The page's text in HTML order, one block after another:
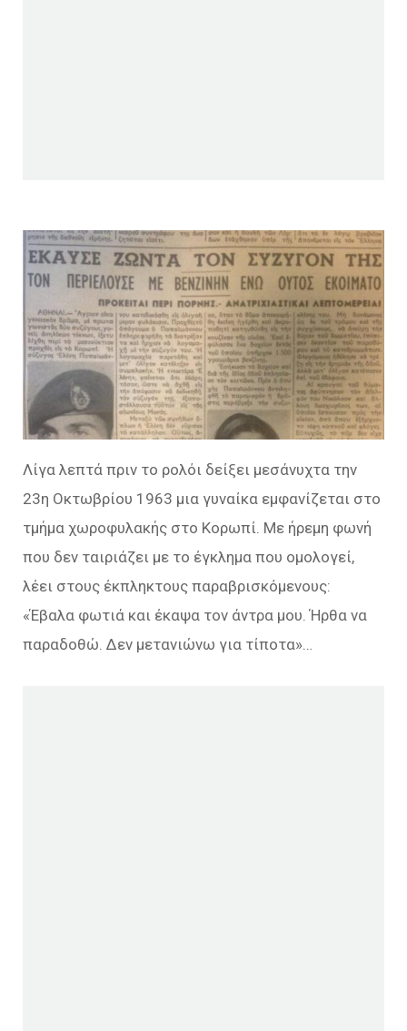
Λίγα λεπτά πριν το ρολόι δείξει μεσάνυχτα την
23η Οκτωβρίου 1963 μια γυναίκα εμφανίζεται στο
τμήμα χωροφυλακής στο Κορωπί. Με ήρεμη φωνή
που δεν ταιριάζει με το έγκλημα που ομολογεί,
λέει στους έκπληκτους παραβρισκόμενους:
«Έβαλα φωτιά και έκαψα τον άντρα μου. Ήρθα να
παραδοθώ. Δεν μετανιώνω για τίποτα»…